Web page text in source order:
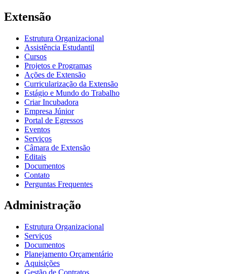
Extensão
Estrutura Organizacional
Assistência Estudantil
Cursos
Projetos e Programas
Ações de Extensão
Curricularização da Extensão
Estágio e Mundo do Trabalho
Criar Incubadora
Empresa Júnior
Portal de Egressos
Eventos
Serviços
Câmara de Extensão
Editais
Documentos
Contato
Perguntas Frequentes
Administração
Estrutura Organizacional
Serviços
Documentos
Planejamento Orçamentário
Aquisições